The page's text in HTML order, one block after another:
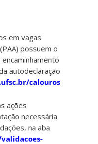
em vagas
possuem o
autodeclaração
calouros
ações
necessária
na aba